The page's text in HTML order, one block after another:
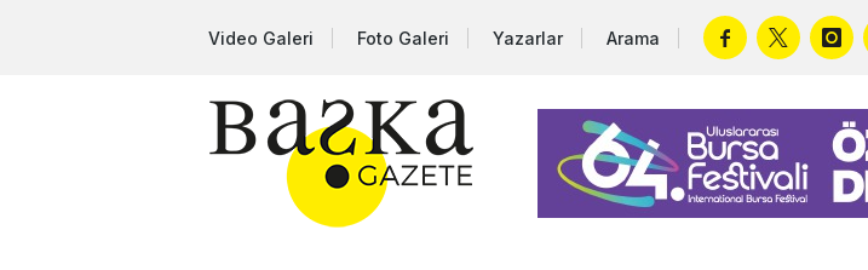
Video Galeri Foto Galeri Yazarlar Arama